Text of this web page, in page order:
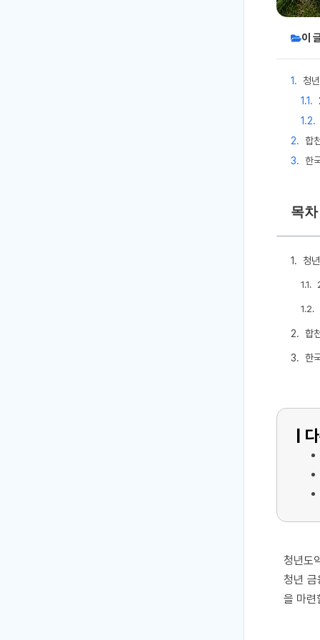
이
청
합
한
목차
청
합
한
|
청년도
청년
을 마련